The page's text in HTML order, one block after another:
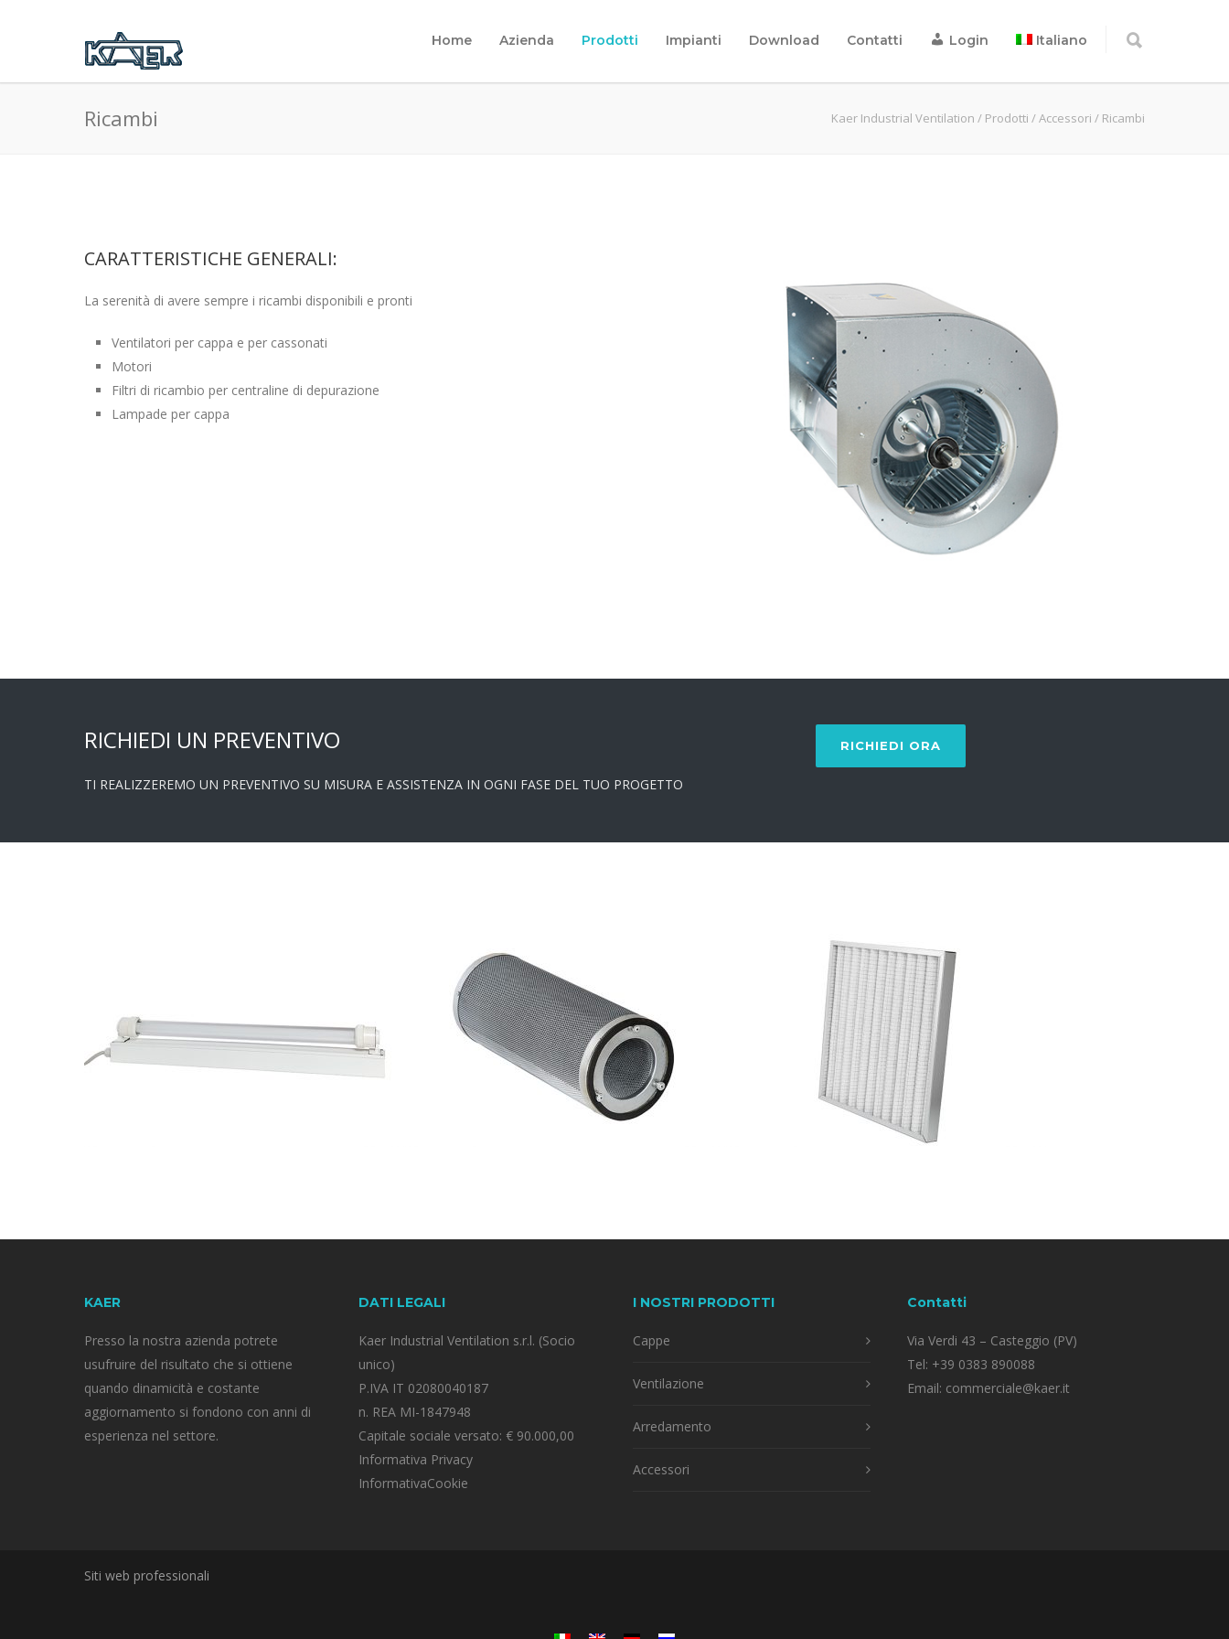
Home Azienda Prodotti Impianti Download Contatti Login Italiano
Ricambi Kaer Industrial Ventilation / Prodotti /Accessori / Ricambi
CARATTERISTICHE GENERALI:
La serenità di avere sempre i ricambi disponibili e pronti
Ventilatori per cappa e per cassonati
Motori
Filtri di ricambio per centraline di depurazione
Lampade per cappa
RICHIEDI UN PREVENTIVO
TI REALIZZEREMO UN PREVENTIVO SU MISURA E ASSISTENZA IN OGNI FASE DEL TUO PROGETTO
RICHIEDI ORA
KAER
Presso la nostra azienda potrete
usufruire del risultato che si ottiene
quando dinamicità e costante
aggiornamento si fondono con anni di
esperienza nel settore.
DATI LEGALI
Kaer Industrial Ventilation s.r.l. (Socio
unico)
P.IVA IT 02080040187
n. REA MI-1847948
Capitale sociale versato: € 90.000,00
Informativa Privacy
InformativaCookie
I NOSTRI PRODOTTI
Cappe
Ventilazione
Arredamento
Accessori
Contatti
Via Verdi 43 – Casteggio (PV)
Tel: +39 0383 890088
Email: commerciale@kaer.it
Siti web professionali